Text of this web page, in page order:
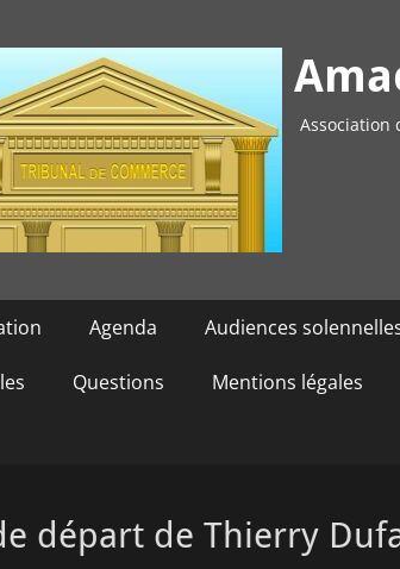
Association
Agenda Audiences
Questions Mentions légales
départ de Thierry